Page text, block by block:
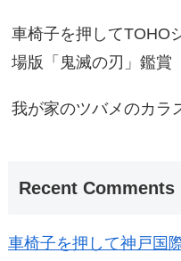
車椅子を押してTOHO
場版「鬼滅の刃」鑑賞
我が家のツバメのカラ
Recent Comments
車椅子を押して神戸国